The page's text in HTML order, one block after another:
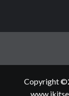
Copyright